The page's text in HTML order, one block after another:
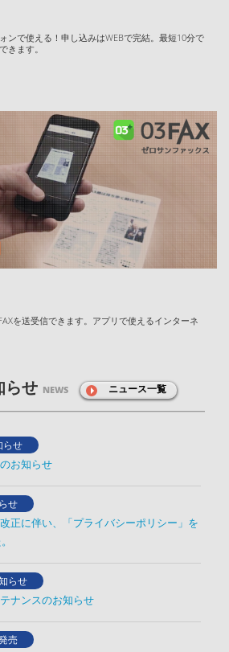
ンで使える！申し込みはWEBで完結。最短10分で
きます。
を送受信できます。アプリで使えるインターネ
らせ NEWS ニュース一覧
らせ
お知らせ
せ
正に伴い、「プライバシーポリシー」を
らせ
ナンスのお知らせ
売